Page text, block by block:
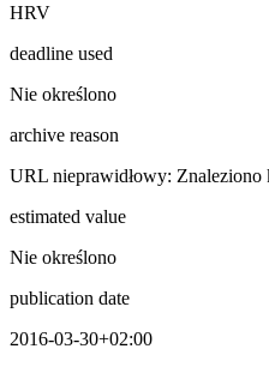
HRV
deadline used
Nie określono
archive reason
URL nieprawidłowy: Znaleziono
estimated value
Nie określono
publication date
2016-03-30+02:00